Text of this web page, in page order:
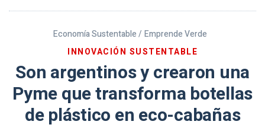
Economía Sustentable / Emprende Verde
INNOVACIÓN SUSTENTABLE
Son argentinos y crearon una
Pyme que transforma botellas
de plástico en eco-cabañas